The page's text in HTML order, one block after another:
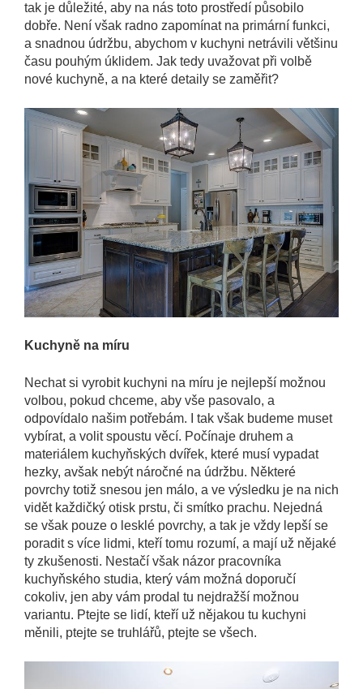
tak je důležité, aby na nás toto prostředí působilo
dobře. Není však radno zapomínat na primární funkci,
a snadnou údržbu, abychom v kuchyni netrávili většinu
času pouhým úklidem. Jak tedy uvažovat při volbě
nové kuchyně, a na které detaily se zaměřit?
Kuchyně na míru
Nechat si vyrobit kuchyni na míru je nejlepší možnou
volbou, pokud chceme, aby vše pasovalo, a
odpovídalo našim potřebám. I tak však budeme muset
vybírat, a volit spoustu věcí. Počínaje druhem a
materiálem kuchyňských dvířek, které musí vypadat
hezky, avšak nebýt náročné na údržbu. Některé
povrchy totiž snesou jen málo, a ve výsledku je na nich
vidět každičký otisk prstu, či smítko prachu. Nejedná
se však pouze o lesklé povrchy, a tak je vždy lepší se
poradit s více lidmi, kteří tomu rozumí, a mají už nějaké
ty zkušenosti. Nestačí však názor pracovníka
kuchyňského studia, který vám možná doporučí
cokoliv, jen aby vám prodal tu nejdražší možnou
variantu. Ptejte se lidí, kteří už nějakou tu kuchyni
měnili, ptejte se truhlářů, ptejte se všech.